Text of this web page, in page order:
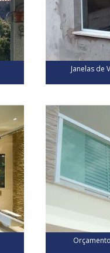
Janelas de